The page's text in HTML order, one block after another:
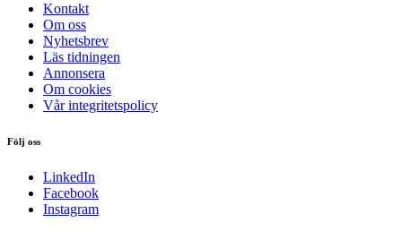
Kontakt
Om oss
Nyhetsbrev
Läs tidningen
Annonsera
Om cookies
Vår integritetspolicy
Följ oss
LinkedIn
Facebook
Instagram